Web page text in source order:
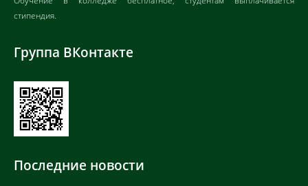
стипендия.
Группа ВКонтакте
Последние новости